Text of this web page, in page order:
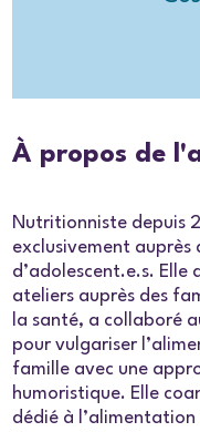
À propos de
Nutritionniste depuis
exclusivement auprès
d’adolescent.e.s. Elle
ateliers auprès des
la santé, a collaboré
pour vulgariser
famille avec une
humoristique. Elle
dédié à